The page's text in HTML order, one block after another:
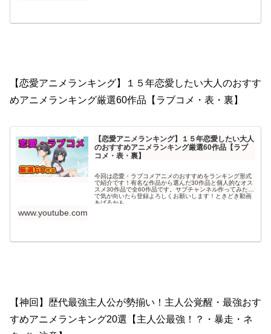
【恋愛アニメランキング】１５年恋愛したい大人のおすす
めアニメランキング厳選60作品【ラブコメ・表・裏】
【恋愛アニメランキング】１５年恋愛したい大人
のおすすめアニメランキング厳選60作品【ラブ
コメ・表・裏】
今回は恋愛・ラブコメアニメのおすすめをランキング形式
で紹介です！有名な作品から選んだ30作品と個人的なオス
スメ30作品で全60作品です。サブチャンネル作ってみたの
で気が向いたら登録よろしくお願いします！ときどき動画
あげるかも
www.youtube.com
【神回】歴代最強主人公が勢揃い！主人公覚醒・最強おす
すめアニメランキング20選【主人公最強！？・暴走・ネ